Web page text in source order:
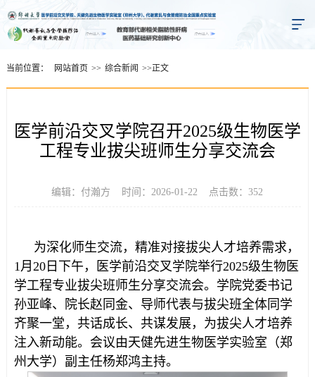
当前位置： 网站首页 >> 综合新闻 >>正文
医学前沿交叉学院召开2025级生物医学
工程专业拔尖班师生分享交流会
编辑：付瀚方 时间：2026-01-22 点击数：352
为深化师生交流，精准对接拔尖人才培养需求，
1月20日下午，医学前沿交叉学院举行2025级生物医
学工程专业拔尖班师生分享交流会。学院党委书记
孙亚峰、院长赵同金、导师代表与拔尖班全体同学
齐聚一堂，共话成长、共谋发展，为拔尖人才培养
注入新动能。会议由天健先进生物医学实验室（郑
州大学）副主任杨郑鸿主持。